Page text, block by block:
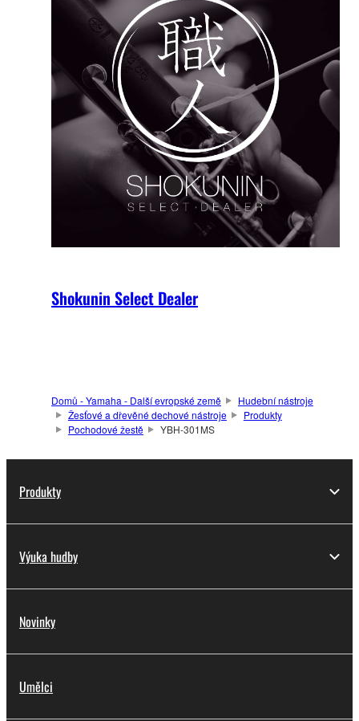
Shokunin Select Dealer
Domů - Yamaha - Další evropské země
Hudební nástroje
Žesťové a dřevěné dechové nástroje
Produkty
Pochodové žestě
YBH-301MS
Produkty
Výuka hudby
Novinky
Umělci